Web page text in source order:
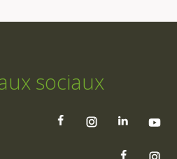
sociaux